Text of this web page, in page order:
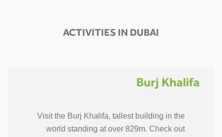
ACTIVITIES IN DUBAI
Burj Khalifa
Visit the Burj Khalifa, tallest building in the
world standing at over 829m. Check out